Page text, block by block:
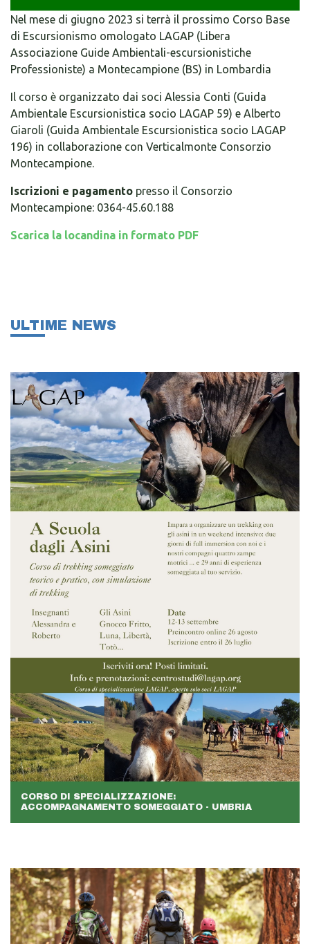
Nel mese di giugno 2023 si terrà il prossimo Corso Base
di Escursionismo omologato LAGAP (Libera
Associazione Guide Ambientali-escursionistiche
Professioniste) a Montecampione (BS) in Lombardia
Il corso è organizzato dai soci Alessia Conti (Guida
Ambientale Escursionistica socio LAGAP 59) e Alberto
Giaroli (Guida Ambientale Escursionistica socio LAGAP
196) in collaborazione con Verticalmonte Consorzio
Montecampione.
Iscrizioni e pagamento presso il Consorzio
Montecampione: 0364-45.60.188
Scarica la locandina in formato PDF
ULTIME NEWS
CORSO DI SPECIALIZZAZIONE:
ACCOMPAGNAMENTO SOMEGGIATO - UMBRIA